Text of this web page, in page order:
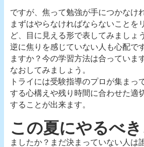
ですが、焦って勉強が手につかなけ
まずはやらなければならないことを
ど、目に見える形で表してみましょう
逆に焦りを感じていない人も心配で
ますか？今の学習方法は合っていま
なおしてみましょう。
トライには受験指導のプロが集まっ
する心構えや残り時間に合わせた適
することが出来ます。
この夏にやるべき
ましたか？まだ決まっていない人は